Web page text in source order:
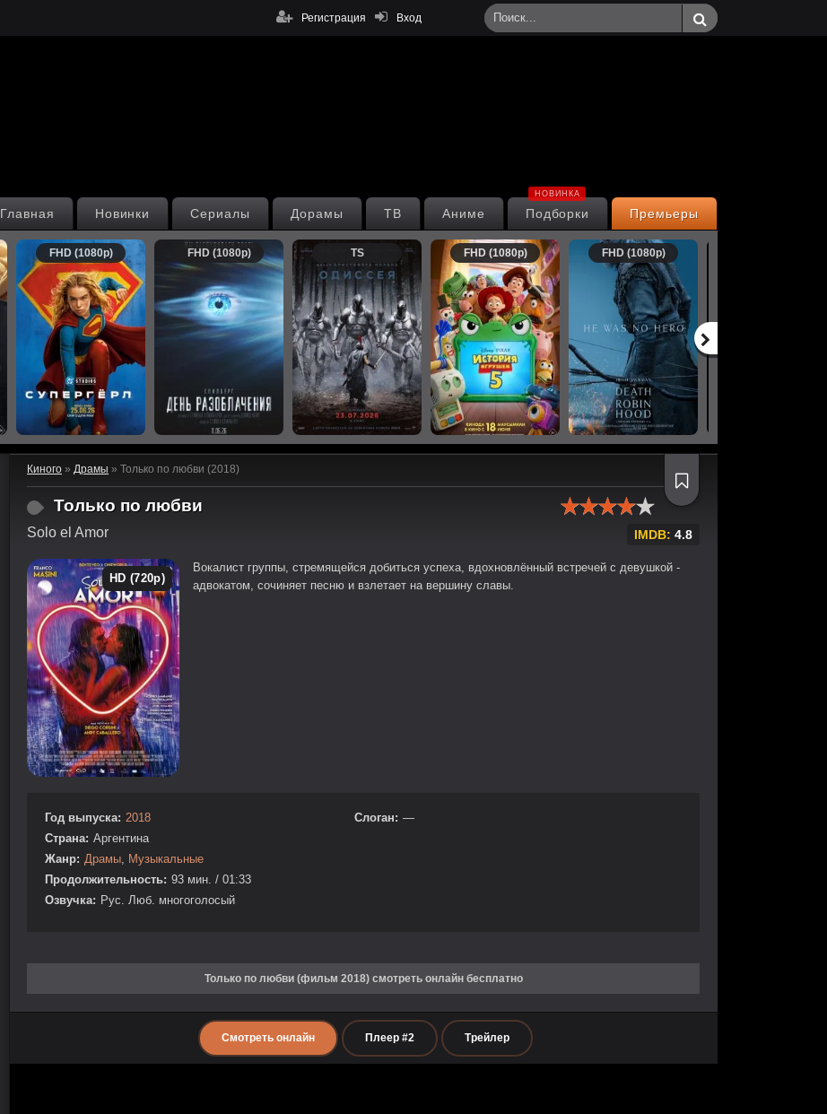
Вход
Регистрация
Премьеры
Подборки
НОВИНКА
Аниме
ТВ
Дорамы
Сериалы
Новинки
Главная
FHD (1080p) FHD (1080p) TS FHD (1080p) FHD (1080p)
Киного » Драмы » Только по любви (2018)
Только по любви
Solo el Amor IMDB: 4.8
HD (720p)
Вокалист группы, стремящейся добиться успеха, вдохновлённый встречей с девушкой -
адвокатом, сочиняет песню и взлетает на вершину славы.
Год выпуска: 2018
Страна: Аргентина
Жанр: Драмы
Музыкальные
Продолжительность: 93 мин. / 01:33
Озвучка: Рус. Люб. многоголосый
Слоган: —
Только по любви (фильм 2018) смотреть онлайн бесплатно
Смотреть онлайн Плеер #2 Трейлер